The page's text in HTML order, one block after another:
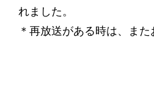
れました。
＊再放送がある時は、また